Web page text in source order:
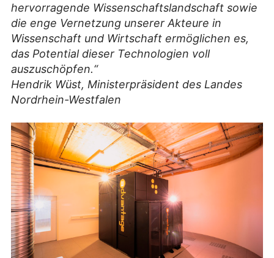
hervorragende Wissenschaftslandschaft sowie
die enge Vernetzung unserer Akteure in
Wissenschaft und Wirtschaft ermöglichen es,
das Potential dieser Technologien voll
auszuschöpfen.“
Hendrik Wüst, Ministerpräsident des Landes
Nordrhein-Westfalen